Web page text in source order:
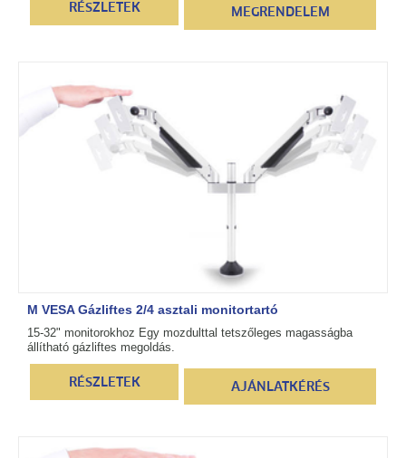
RÉSZLETEK MEGRENDELEM
M VESA Gázliftes 2/4 asztali monitortartó
15-32" monitorokhoz Egy mozdulttal tetszőleges magasságba
állítható gázliftes megoldás.
RÉSZLETEK AJÁNLATKÉRÉS